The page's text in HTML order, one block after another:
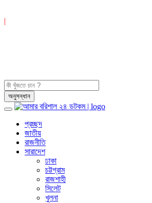
|
প্রচ্ছদ
জাতীয়
রাজনীতি
সারাদেশ
ঢাকা
চট্টগ্রাম
রাজশাহী
সিলেট
খুলনা